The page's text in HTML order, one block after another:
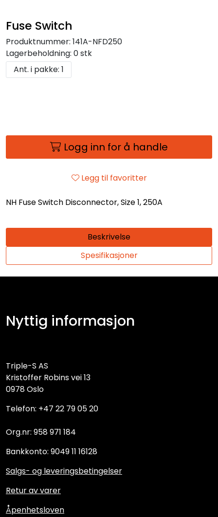
Fuse Switch
Produktnummer: 141A-NFD250
Lagerbeholdning: 0 stk
Ant. i pakke: 1
Logg inn for å handle
Legg til favoritter
NH Fuse Switch Disconnector, Size 1, 250A
Beskrivelse
Spesifikasjoner
Nyttig informasjon
Triple-S AS
Kristoffer Robins vei 13
0978 Oslo
Telefon: +47 22 79 05 20
Org.nr: 958 971 184
Bankkonto: 9049 11 16128
Salgs- og leveringsbetingelser
Retur av varer
Åpenhetsloven